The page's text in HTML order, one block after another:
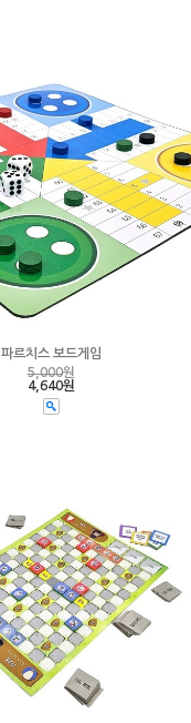
파르치스 보드게임
5,000원
4,640원